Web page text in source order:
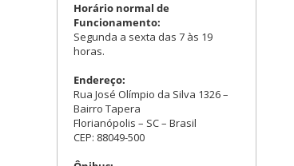
Horário normal de
Funcionamento:
Segunda a sexta das 7 às 19
horas.
Endereço:
Rua José Olímpio da Silva 1326 –
Bairro Tapera
Florianópolis – SC – Brasil
CEP: 88049-500